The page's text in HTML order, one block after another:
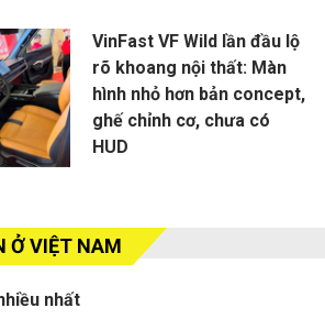
VinFast VF Wild lần đầu lộ
rõ khoang nội thất: Màn
hình nhỏ hơn bản concept,
ghế chỉnh cơ, chưa có
HUD
Ở VIỆT NAM
nhất